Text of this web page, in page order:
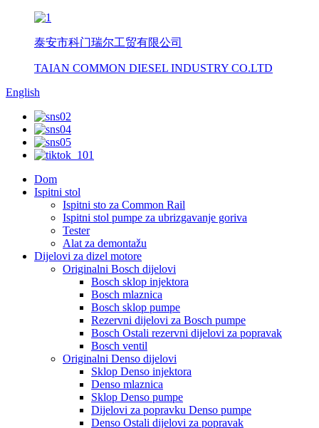
泰安市科门瑞尔工贸有限公司
TAIAN COMMON DIESEL INDUSTRY CO.LTD
English
Dom
Ispitni stol
Ispitni sto za Common Rail
Ispitni stol pumpe za ubrizgavanje goriva
Tester
Alat za demontažu
Dijelovi za dizel motore
Originalni Bosch dijelovi
Bosch sklop injektora
Bosch mlaznica
Bosch sklop pumpe
Rezervni dijelovi za Bosch pumpe
Bosch Ostali rezervni dijelovi za popravak
Bosch ventil
Originalni Denso dijelovi
Sklop Denso injektora
Denso mlaznica
Sklop Denso pumpe
Dijelovi za popravku Denso pumpe
Denso Ostali dijelovi za popravak